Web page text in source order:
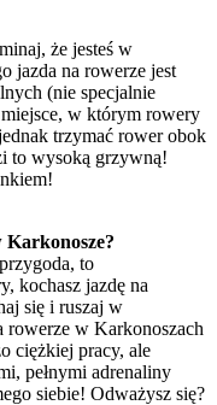
że jesteś w
jazda na rowerze jest
(nie specjalnie
w którym rowery
trzymać rower obok
to wysoką grzywną!
Karkonosze?
to
kochasz jazdę na
się i ruszaj w
rowerze w Karkonoszach
ciężkiej pracy, ale
pełnymi adrenaliny
siebie! Odważysz się?